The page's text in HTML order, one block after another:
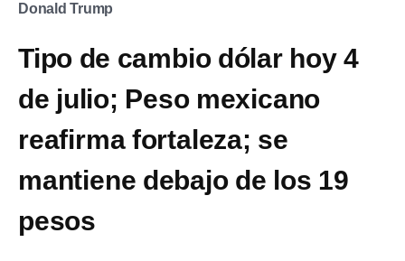
Donald Trump
Tipo de cambio dólar hoy 4
de julio; Peso mexicano
reafirma fortaleza; se
mantiene debajo de los 19
pesos